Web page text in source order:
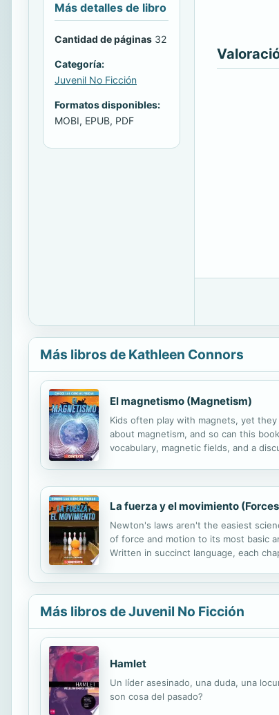
Más detalles de libro
Cantidad de páginas 32
Categoría:
Juvenil No Ficción
Formatos disponibles:
MOBI, EPUB, PDF
Más libros de Kathleen Connors
El magnetismo (Magnetism)
Kids often play with magnets, yet
about magnetism, and so can this
vocabulary, magnetic fields, and a
La fuerza y el movimiento
Newton's laws aren't the easiest
of force and motion to its most basic
Written in succinct language, each
Más libros de Juvenil No Ficción
Hamlet
Un líder asesinado, una duda, una
son cosa del pasado?